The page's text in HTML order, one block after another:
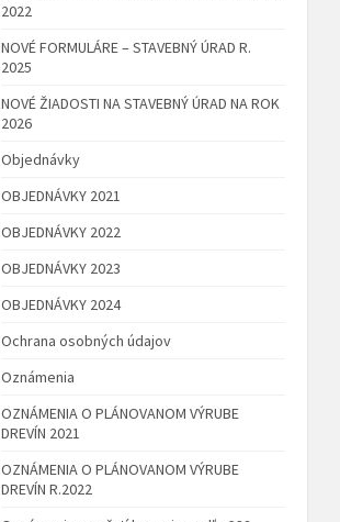
2022
NOVÉ FORMULÁRE – STAVEBNÝ ÚRAD R.
2025
NOVÉ ŽIADOSTI NA STAVEBNÝ ÚRAD NA ROK
2026
Objednávky
OBJEDNÁVKY 2021
OBJEDNÁVKY 2022
OBJEDNÁVKY 2023
OBJEDNÁVKY 2024
Ochrana osobných údajov
Oznámenia
OZNÁMENIA O PLÁNOVANOM VÝRUBE
DREVÍN 2021
OZNÁMENIA O PLÁNOVANOM VÝRUBE
DREVÍN R.2022